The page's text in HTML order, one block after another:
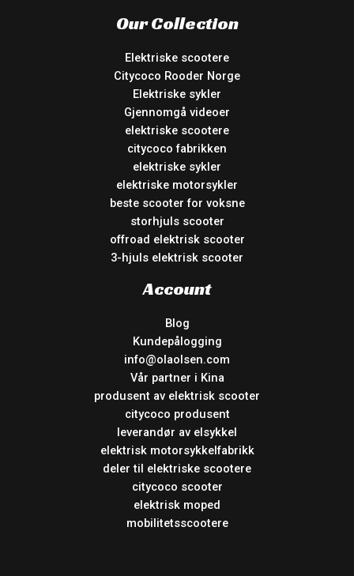
Our Collection
Elektriske scootere
Citycoco Rooder Norge
Elektriske sykler
Gjennomgå videoer
elektriske scootere
citycoco fabrikken
elektriske sykler
elektriske motorsykler
beste scooter for voksne
storhjuls scooter
offroad elektrisk scooter
3-hjuls elektrisk scooter
Account
Blog
Kundepålogging
info@olaolsen.com
Vår partner i Kina
produsent av elektrisk scooter
citycoco produsent
leverandør av elsykkel
elektrisk motorsykkelfabrikk
deler til elektriske scootere
citycoco scooter
elektrisk moped
mobilitetsscootere